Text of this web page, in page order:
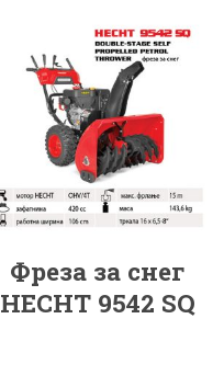
Фреза за снег
HECHT 9542 SQ